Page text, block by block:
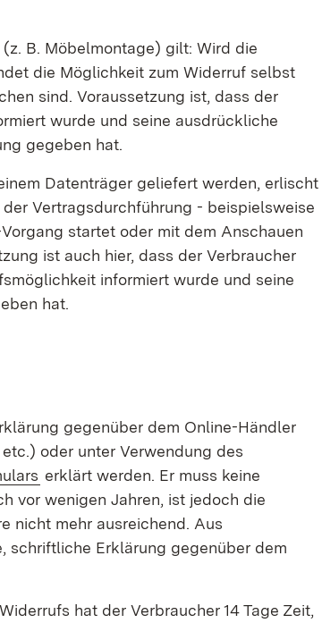
B. Möbelmontage) gilt: Wird die
die Möglichkeit zum Widerruf selbst
sind. Voraussetzung ist, dass der
wurde und seine ausdrückliche
gegeben hat.
Datenträger geliefert werden, erlischt
Vertragsdurchführung - beispielsweise
startet oder mit dem Anschauen
ist auch hier, dass der Verbraucher
informiert wurde und seine
hat.
gegenüber dem Online-Händler
oder unter Verwendung des
(Öffnet in neuem Fenster)
erklärt werden. Er muss keine
vor wenigen Jahren, ist jedoch die
nicht mehr ausreichend. Aus
schriftliche Erklärung gegenüber dem
hat der Verbraucher 14 Tage Zeit,